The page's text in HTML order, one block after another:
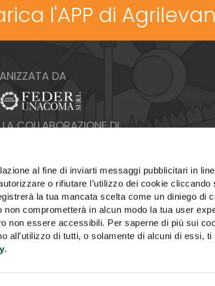
al fine di inviarti messaggi pubblicitari in
o rifiutare l’utilizzo dei cookie cliccando
la tua mancata scelta come un diniego di
comprometterà in alcun modo la tua user
non essere accessibili. Per saperne di più sui
all’utilizzo di tutti, o solamente di alcuni di essi, ti
.
l'APP di
DA
COLLABORAZIONE DI